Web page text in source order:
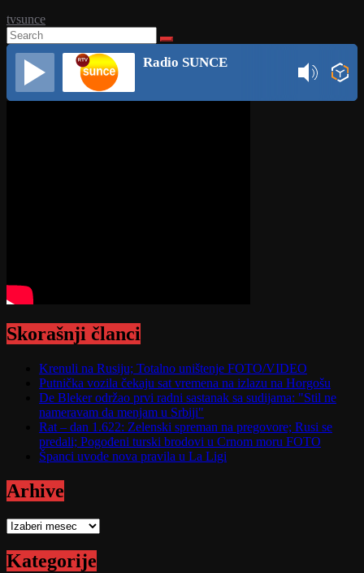
tvsunce
Radio SUNCE
Skorašnji članci
Krenuli na Rusiju; Totalno uništenje FOTO/VIDEO
Putnička vozila čekaju sat vremena na izlazu na Horgošu
De Bleker održao prvi radni sastanak sa sudijama: "Stil ne
nameravam da menjam u Srbiji"
Rat – dan 1.622: Zelenski spreman na pregovore; Rusi se
predali; Pogođeni turski brodovi u Crnom moru FOTO
Španci uvode nova pravila u La Ligi
Arhive
Arhive
Kategorije